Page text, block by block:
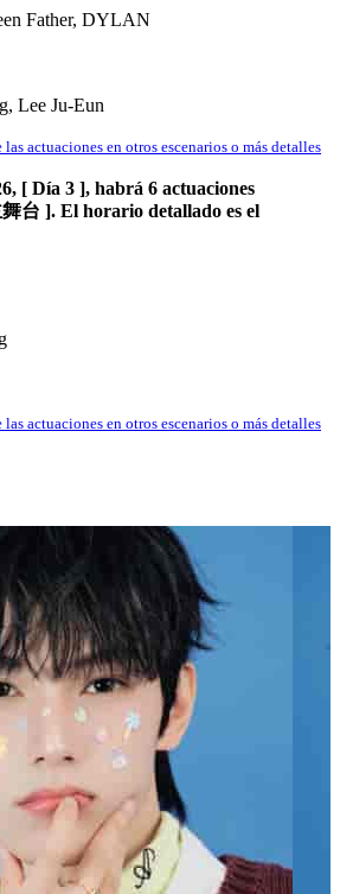
Father, DYLAN
Lee Ju-Eun
actuaciones en otros escenarios o más detalles
[ Día 3 ], habrá 6 actuaciones
台 ]. El horario detallado es el
actuaciones en otros escenarios o más detalles